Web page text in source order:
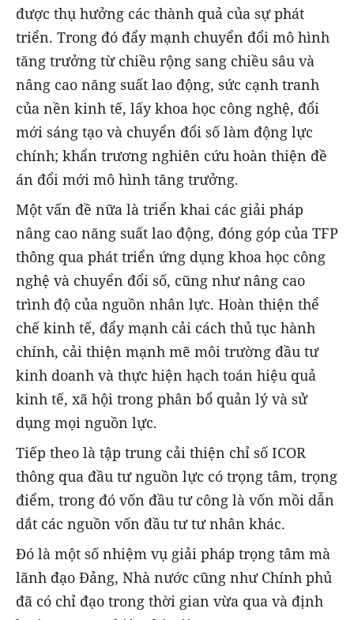
được thụ hưởng các thành quả của sự phát
triển. Trong đó đẩy mạnh chuyển đổi mô hình
tăng trưởng từ chiều rộng sang chiều sâu và
nâng cao năng suất lao động, sức cạnh tranh
của nền kinh tế, lấy khoa học công nghệ, đổi
mới sáng tạo và chuyển đổi số làm động lực
chính; khẩn trương nghiên cứu hoàn thiện đề
án đổi mới mô hình tăng trưởng.
Một vấn đề nữa là triển khai các giải pháp
nâng cao năng suất lao động, đóng góp của TFP
thông qua phát triển ứng dụng khoa học công
nghệ và chuyển đổi số, cũng như nâng cao
trình độ của nguồn nhân lực. Hoàn thiện thể
chế kinh tế, đẩy mạnh cải cách thủ tục hành
chính, cải thiện mạnh mẽ môi trường đầu tư
kinh doanh và thực hiện hạch toán hiệu quả
kinh tế, xã hội trong phân bổ quản lý và sử
dụng mọi nguồn lực.
Tiếp theo là tập trung cải thiện chỉ số ICOR
thông qua đầu tư nguồn lực có trọng tâm, trọng
điểm, trong đó vốn đầu tư công là vốn mồi dẫn
dắt các nguồn vốn đầu tư tư nhân khác.
Đó là một số nhiệm vụ giải pháp trọng tâm mà
lãnh đạo Đảng, Nhà nước cũng như Chính phủ
đã có chỉ đạo trong thời gian vừa qua và định